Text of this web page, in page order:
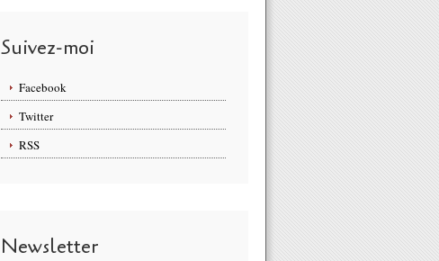
Suivez-moi
Facebook
Twitter
RSS
Newsletter